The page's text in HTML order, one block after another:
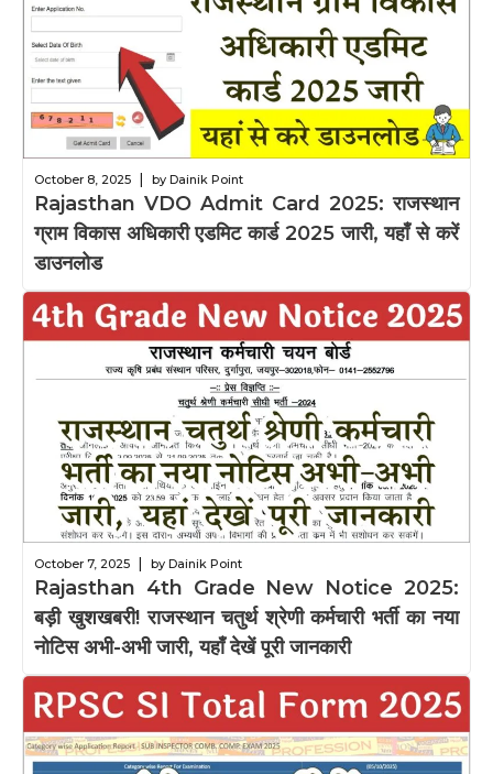
October 8, 2025 | by Dainik Point
Rajasthan VDO Admit Card 2025: राजस्थान
ग्राम विकास अधिकारी एडमिट कार्ड 2025 जारी, यहाँ से करें
डाउनलोड
October 7, 2025 by Dainik Point
Rajasthan 4th Grade New Notice 2025:
बड़ी खुशखबरी! राजस्थान चतुर्थ श्रेणी कर्मचारी भर्ती का नया
नोटिस अभी-अभी जारी, यहाँ देखें पूरी जानकारी